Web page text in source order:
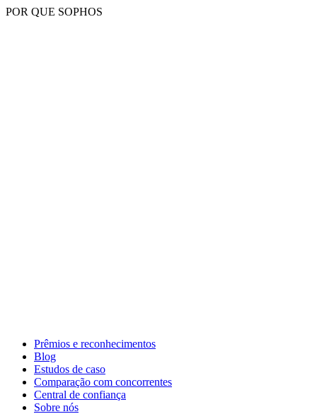
POR QUE SOPHOS
Prêmios e reconhecimentos
Blog
Estudos de caso
Comparação com concorrentes
Central de confiança
Sobre nós